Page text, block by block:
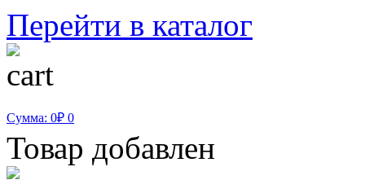
Перейти в каталог
Сумма: 0₽ 0
Товар добавлен